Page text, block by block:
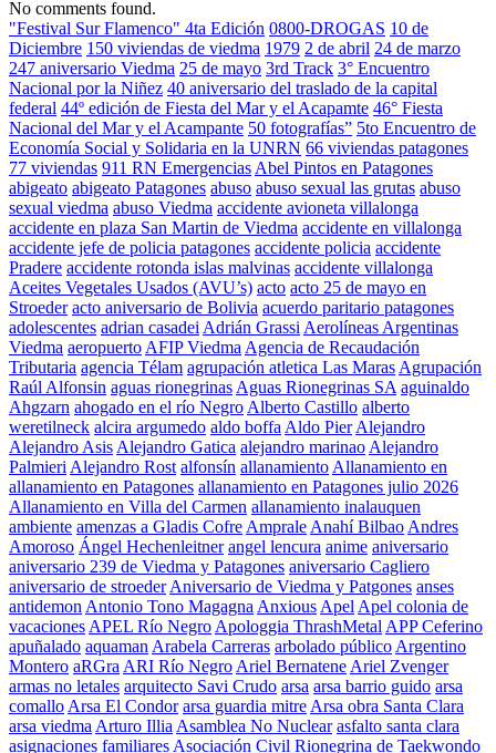
No comments found.
"Festival Sur Flamenco" 4ta Edición 0800-DROGAS 10 de
Diciembre 150 viviendas de viedma 1979 2 de abril 24 de marzo
247 aniversario Viedma 25 de mayo 3rd Track 3° Encuentro
Nacional por la Niñez 40 aniversario del traslado de la capital
federal 44º edición de Fiesta del Mar y el Acapamte 46° Fiesta
Nacional del Mar y el Acampante 50 fotografías” 5to Encuentro de
Economía Social y Solidaria en la UNRN 66 viviendas patagones
77 viviendas 911 RN Emergencias Abel Pintos en Patagones
abigeato abigeato Patagones abuso abuso sexual las grutas abuso
sexual viedma abuso Viedma accidente avioneta villalonga
accidente en plaza San Martin de Viedma accidente en villalonga
accidente jefe de policia patagones accidente policia accidente
Pradere accidente rotonda islas malvinas accidente villalonga
Aceites Vegetales Usados (AVU’s) acto acto 25 de mayo en
Stroeder acto aniversario de Bolivia acuerdo paritario patagones
adolescentes adrian casadei Adrián Grassi Aerolíneas Argentinas
Viedma aeropuerto AFIP Viedma Agencia de Recaudación
Tributaria agencia Télam agrupación atletica Las Maras Agrupación
Raúl Alfonsin aguas rionegrinas Aguas Rionegrinas SA aguinaldo
Ahgzarn ahogado en el río Negro Alberto Castillo alberto
weretilneck alcira argumedo aldo boffa Aldo Pier Alejandro
Alejandro Asis Alejandro Gatica alejandro marinao Alejandro
Palmieri Alejandro Rost alfonsín allanamiento Allanamiento en
allanamiento en Patagones allanamiento en Patagones julio 2026
Allanamiento en Villa del Carmen allanamiento inalauquen
ambiente amenzas a Gladis Cofre Amprale Anahí Bilbao Andres
Amoroso Ángel Hechenleitner angel lencura anime aniversario
aniversario 239 de Viedma y Patagones aniversario Cagliero
aniversario de stroeder Aniversario de Viedma y Patgones anses
antidemon Antonio Tono Magagna Anxious Apel Apel colonia de
vacaciones APEL Río Negro Apologgia ThrashMetal APP Ceferino
apuñalado aquaman Arabela Carreras arbolado público Argentino
Montero aRGra ARI Río Negro Ariel Bernatene Ariel Zvenger
armas no letales arquitecto Savi Crudo arsa arsa barrio guido arsa
comallo Arsa El Condor arsa guardia mitre Arsa obra Santa Clara
arsa viedma Arturo Illia Asamblea No Nuclear asfalto santa clara
asignaciones familiares Asociación Civil Rionegrina de Taekwondo